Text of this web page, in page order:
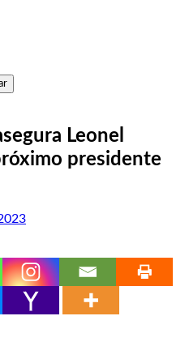
Leonel
presidente